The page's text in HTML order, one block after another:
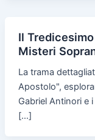
Il
Misteri
La trama
Apostolo",
Gabriel Antinori e
[…]